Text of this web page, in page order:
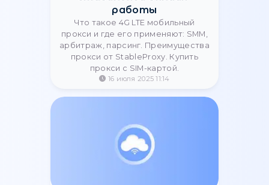
Узнайте, как американские
datacenter-прокси обеспечивают
быстрый, стабильный и
безопасный API-скрапинг для
бизнеса и аналитики.
06 декабря 2025 14:06
Почему бизнес выбирает
прокси вместо VPN: